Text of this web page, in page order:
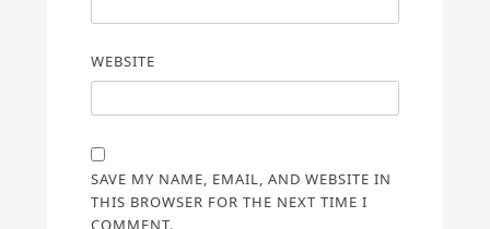
WEBSITE
SAVE MY NAME, EMAIL, AND WEBSITE IN
THIS BROWSER FOR THE NEXT TIME I
COMMENT.